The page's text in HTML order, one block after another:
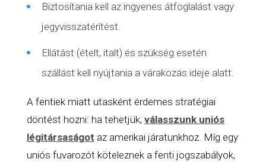
Biztosítania kell az ingyenes átfoglalást vagy
jegyvisszatérítést.
Ellátást (ételt, italt) és szükség esetén
szállást kell nyújtania a várakozás ideje alatt.
A fentiek miatt utasként érdemes stratégiai
döntést hozni: ha tehetjük, válasszunk uniós
légitársaságot az amerikai járatunkhoz. Míg egy
uniós fuvarozót köteleznek a fenti jogszabályok,